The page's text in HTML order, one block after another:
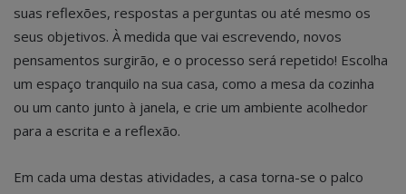
suas reflexões, respostas a perguntas ou até mesmo os
seus objetivos. À medida que vai escrevendo, novos
pensamentos surgirão, e o processo será repetido! Escolha
um espaço tranquilo na sua casa, como a mesa da cozinha
ou um canto junto à janela, e crie um ambiente acolhedor
para a escrita e a reflexão.
Em cada uma destas atividades, a casa torna-se o palco